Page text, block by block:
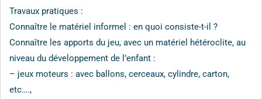
Travaux pratiques :
Connaître le matériel informel : en quoi consiste-t-il ?
Connaître les apports du jeu, avec un matériel hétéroclite, au
niveau du développement de l’enfant :
– jeux moteurs : avec ballons, cerceaux, cylindre, carton,
etc….,